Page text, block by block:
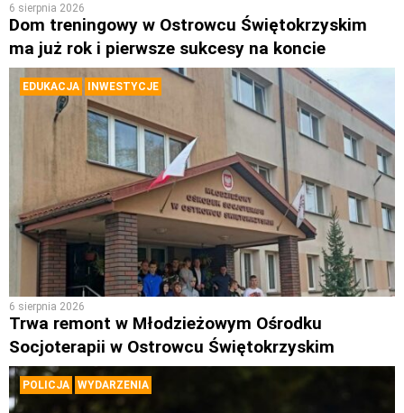
6 sierpnia 2026
Dom treningowy w Ostrowcu Świętokrzyskim
ma już rok i pierwsze sukcesy na koncie
EDUKACJA INWESTYCJE
6 sierpnia 2026
Trwa remont w Młodzieżowym Ośrodku
Socjoterapii w Ostrowcu Świętokrzyskim
POLICJA WYDARZENIA